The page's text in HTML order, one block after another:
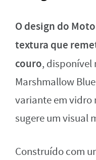
O design do
textura que
couro, disponível
Marshmallow
variante em vidro
sugere um visual
Construído com